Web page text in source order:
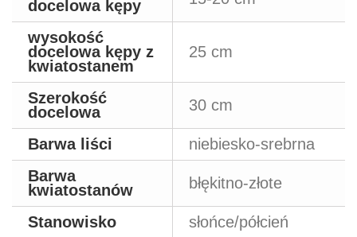
docelowa kępy
wysokość
docelowa kępy z
kwiatostanem
25 cm
Szerokość
docelowa
30 cm
Barwa liści
niebiesko-srebrna
Barwa
kwiatostanów
błękitno-złote
Stanowisko
słońce/półcień